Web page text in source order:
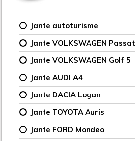
Jante autoturisme
Jante VOLKSWAGEN Passat
Jante VOLKSWAGEN Golf 5
Jante AUDI A4
Jante DACIA Logan
Jante TOYOTA Auris
Jante FORD Mondeo